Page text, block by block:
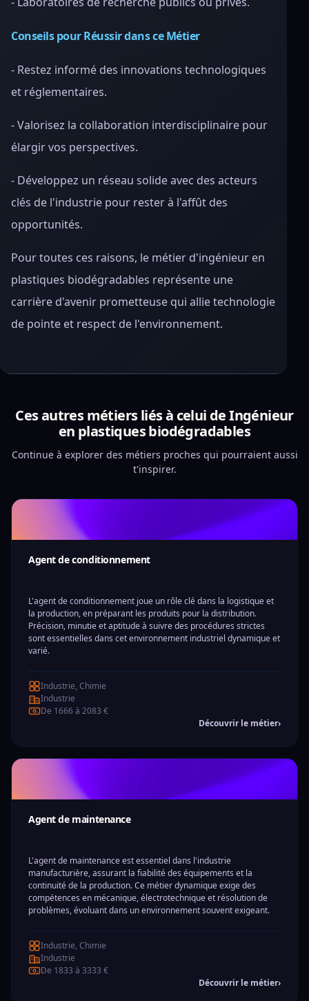
Conseils pour Réussir dans ce Métier
- Restez informé des innovations technologiques
et réglementaires.
- Valorisez la collaboration interdisciplinaire pour
élargir vos perspectives.
- Développez un réseau solide avec des acteurs
clés de l'industrie pour rester à l'affût des
opportunités.
Pour toutes ces raisons, le métier d'ingénieur en
plastiques biodégradables représente une
carrière d'avenir prometteuse qui allie technologie
de pointe et respect de l'environnement.
Ces autres métiers liés à celui de Ingénieur
en plastiques biodégradables
Continue à explorer des métiers proches qui pourraient aussi
t'inspirer.
Agent de conditionnement
L'agent de conditionnement joue un rôle clé dans la logistique et
la production, en préparant les produits pour la distribution.
Précision, minutie et aptitude à suivre des procédures strictes
sont essentielles dans cet environnement industriel dynamique et
varié.
Industrie, Chimie
Industrie
De 1666 à 2083 €
Découvrir le métier›
Agent de maintenance
L'agent de maintenance est essentiel dans l'industrie
manufacturière, assurant la fiabilité des équipements et la
continuité de la production. Ce métier dynamique exige des
compétences en mécanique, électrotechnique et résolution de
problèmes, évoluant dans un environnement souvent exigeant.
Industrie, Chimie
Industrie
De 1833 à 3333 €
Découvrir le métier›